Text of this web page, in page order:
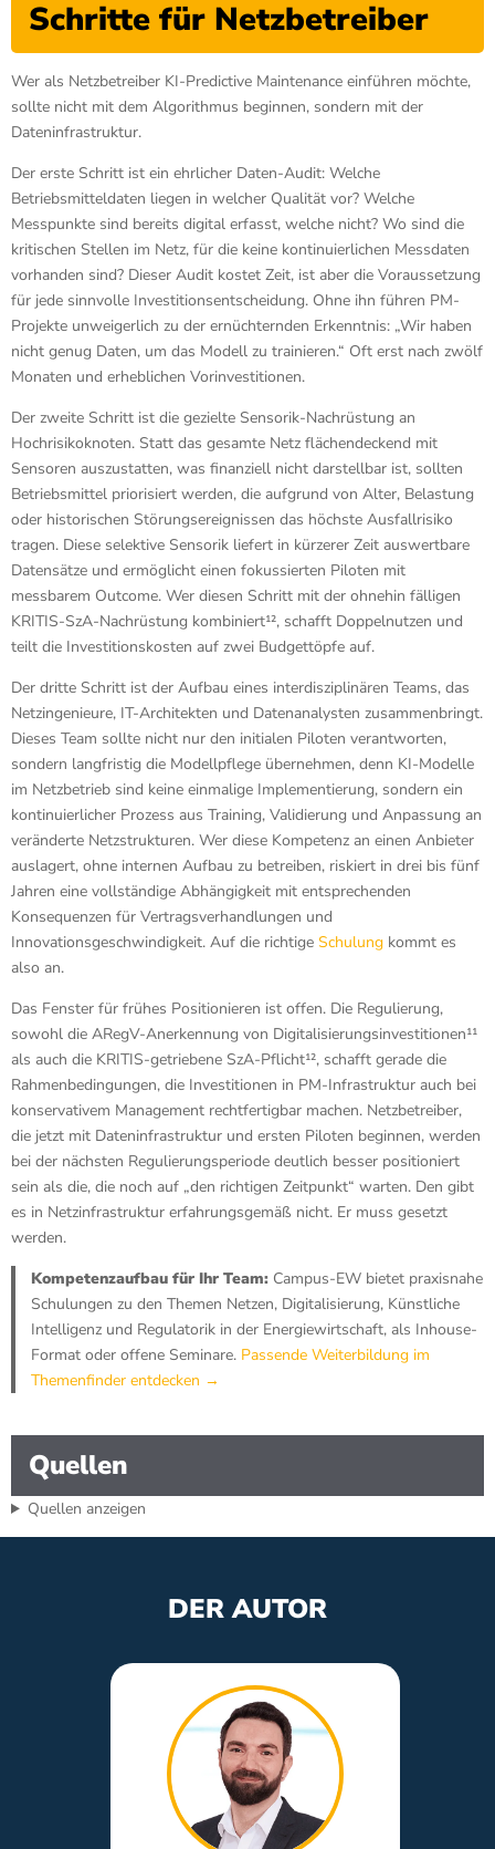
Schritte für Netzbetreiber
Wer als Netzbetreiber KI-Predictive Maintenance einführen möchte,
sollte nicht mit dem Algorithmus beginnen, sondern mit der
Dateninfrastruktur.
Der erste Schritt ist ein ehrlicher Daten-Audit: Welche
Betriebsmitteldaten liegen in welcher Qualität vor? Welche
Messpunkte sind bereits digital erfasst, welche nicht? Wo sind die
kritischen Stellen im Netz, für die keine kontinuierlichen Messdaten
vorhanden sind? Dieser Audit kostet Zeit, ist aber die Voraussetzung
für jede sinnvolle Investitionsentscheidung. Ohne ihn führen PM-
Projekte unweigerlich zu der ernüchternden Erkenntnis: „Wir haben
nicht genug Daten, um das Modell zu trainieren.“ Oft erst nach zwölf
Monaten und erheblichen Vorinvestitionen.
Der zweite Schritt ist die gezielte Sensorik-Nachrüstung an
Hochrisikoknoten. Statt das gesamte Netz flächendeckend mit
Sensoren auszustatten, was finanziell nicht darstellbar ist, sollten
Betriebsmittel priorisiert werden, die aufgrund von Alter, Belastung
oder historischen Störungsereignissen das höchste Ausfallrisiko
tragen. Diese selektive Sensorik liefert in kürzerer Zeit auswertbare
Datensätze und ermöglicht einen fokussierten Piloten mit
messbarem Outcome. Wer diesen Schritt mit der ohnehin fälligen
KRITIS-SzA-Nachrüstung kombiniert¹², schafft Doppelnutzen und
teilt die Investitionskosten auf zwei Budgettöpfe auf.
Der dritte Schritt ist der Aufbau eines interdisziplinären Teams, das
Netzingenieure, IT-Architekten und Datenanalysten zusammenbringt.
Dieses Team sollte nicht nur den initialen Piloten verantworten,
sondern langfristig die Modellpflege übernehmen, denn KI-Modelle
im Netzbetrieb sind keine einmalige Implementierung, sondern ein
kontinuierlicher Prozess aus Training, Validierung und Anpassung an
veränderte Netzstrukturen. Wer diese Kompetenz an einen Anbieter
auslagert, ohne internen Aufbau zu betreiben, riskiert in drei bis fünf
Jahren eine vollständige Abhängigkeit mit entsprechenden
Konsequenzen für Vertragsverhandlungen und
Innovationsgeschwindigkeit. Auf die richtige Schulung kommt es
also an.
Das Fenster für frühes Positionieren ist offen. Die Regulierung,
sowohl die ARegV-Anerkennung von Digitalisierungsinvestitionen¹¹
als auch die KRITIS-getriebene SzA-Pflicht¹², schafft gerade die
Rahmenbedingungen, die Investitionen in PM-Infrastruktur auch bei
konservativem Management rechtfertigbar machen. Netzbetreiber,
die jetzt mit Dateninfrastruktur und ersten Piloten beginnen, werden
bei der nächsten Regulierungsperiode deutlich besser positioniert
sein als die, die noch auf „den richtigen Zeitpunkt“ warten. Den gibt
es in Netzinfrastruktur erfahrungsgemäß nicht. Er muss gesetzt
werden.
Kompetenzaufbau für Ihr Team: Campus-EW bietet praxisnahe
Schulungen zu den Themen Netzen, Digitalisierung, Künstliche
Intelligenz und Regulatorik in der Energiewirtschaft, als Inhouse-
Format oder offene Seminare. Passende Weiterbildung im
Themenfinder entdecken →
Quellen
Quellen anzeigen
DER AUTOR